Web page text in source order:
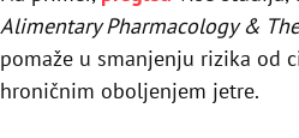
Alimentary Pharmacology &
pomaže u smanjenju rizika od
hroničnim oboljenjem jetre.